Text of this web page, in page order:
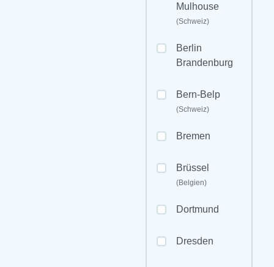
Mulhouse
(Schweiz)
Berlin
Brandenburg
Bern-Belp
(Schweiz)
Bremen
Brüssel
(Belgien)
Dortmund
Dresden